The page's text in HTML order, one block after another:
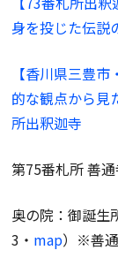
身を投じた伝説
【香川県三豊
的な観点から見
所出釈迦寺
第75番札所 善通
奥の院：御誕生
3・ map）※善通